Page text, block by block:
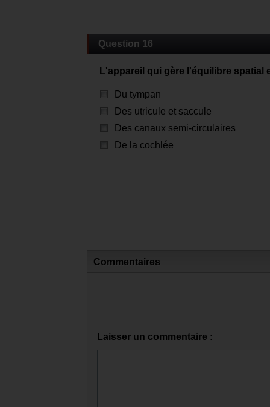
Question 16
L'appareil qui gère l'équilibre spatial
Du tympan
Des utricule et saccule
Des canaux semi-circulaires
De la cochlée
Commentaires
Laisser un commentaire :